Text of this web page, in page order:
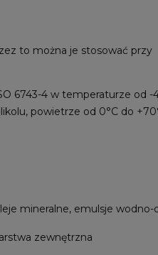
to można je stosować przy
6743-4 w temperaturze od -
powietrze od 0°C do
mineralne, emulsje wodno-
zewnętrzna